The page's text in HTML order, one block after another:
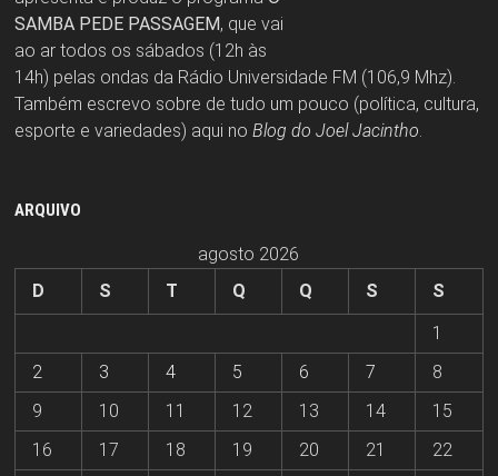
SAMBA PEDE PASSAGEM, que vai
ao ar todos os sábados (12h às
14h) pelas ondas da Rádio Universidade FM (106,9 Mhz).
Também escrevo sobre de tudo um pouco (política, cultura,
esporte e variedades) aqui no Blog do Joel Jacintho.
ARQUIVO
agosto 2026
D
S T Q Q S
S
1
2
3 4 5 6 7
8
9
10 11 12 13 14
15
16
17 18 19 20 21 22